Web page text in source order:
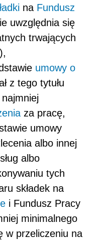
na Fundusz
uwzględnia się
trwających
umowy o
z tego tytułu
za pracę,
umowy
albo innej
albo
tych
składek na
i Fundusz Pracy
minimalnego
w przeliczeniu na